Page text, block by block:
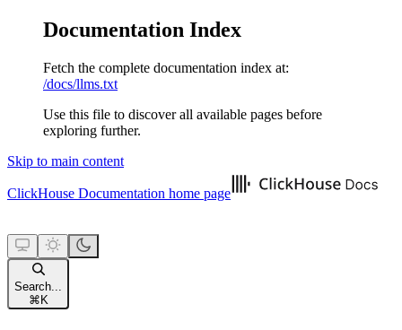
Documentation Index
Fetch the complete documentation index at:
/docs/llms.txt
Use this file to discover all available pages before
exploring further.
Skip to main content
ClickHouse Documentation home page
Search...
⌘ K